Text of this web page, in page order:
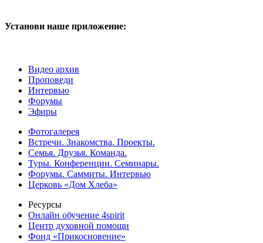
Установи наше приложение:
Видео архив
Проповеди
Интервью
Форумы
Эфиры
Фотогалерея
Встречи. Знакомства. Проекты.
Семья. Друзья. Команда.
Туры. Конференции. Семинары.
Форумы. Саммиты. Интервью
Церковь «Дом Хлеба»
Ресурсы
Онлайн обучение 4spirit
Центр духовной помощи
Фонд «Прикосновение»